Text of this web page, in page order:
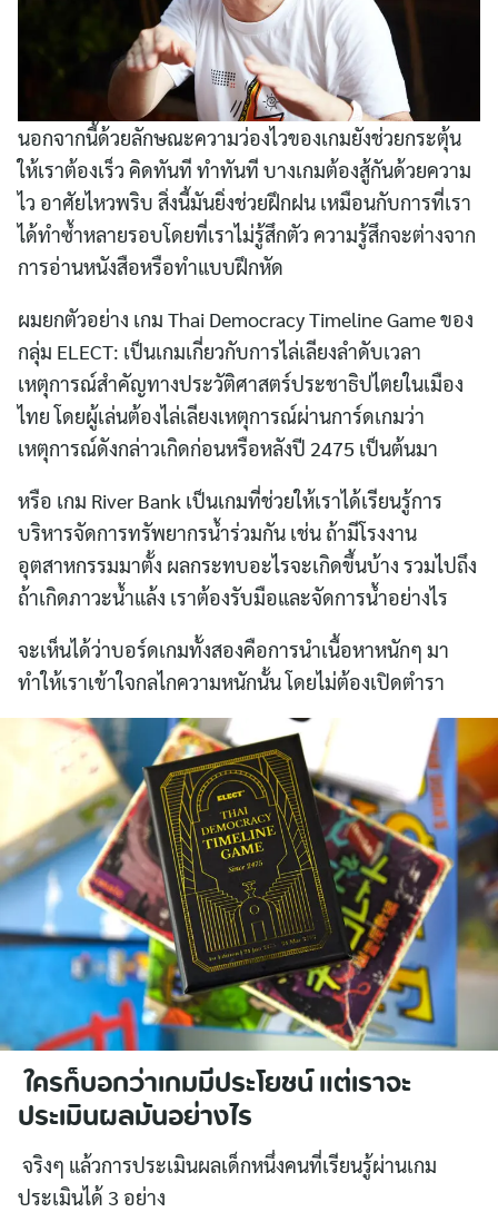
นอกจากนี้ด้วยลักษณะความว่องไวของเกมยังช่วยกระตุ้น
ให้เราต้องเร็ว คิดทันที ทำทันที บางเกมต้องสู้กันด้วยความ
ไว อาศัยไหวพริบ สิ่งนี้มันยิ่งช่วยฝึกฝน เหมือนกับการที่เรา
ได้ทำซ้ำหลายรอบโดยที่เราไม่รู้สึกตัว ความรู้สึกจะต่างจาก
การอ่านหนังสือหรือทำแบบฝึกหัด
ผมยกตัวอย่าง เกม Thai Democracy Timeline Game ของ
กลุ่ม ELECT: เป็นเกมเกี่ยวกับการไล่เลียงลำดับเวลา
เหตุการณ์สำคัญทางประวัติศาสตร์ประชาธิปไตยในเมือง
ไทย โดยผู้เล่นต้องไล่เลียงเหตุการณ์ผ่านการ์ดเกมว่า
เหตุการณ์ดังกล่าวเกิดก่อนหรือหลังปี 2475 เป็นต้นมา
หรือ เกม River Bank เป็นเกมที่ช่วยให้เราได้เรียนรู้การ
บริหารจัดการทรัพยากรน้ำร่วมกัน เช่น ถ้ามีโรงงาน
อุตสาหกรรมมาตั้ง ผลกระทบอะไรจะเกิดขึ้นบ้าง รวมไปถึง
ถ้าเกิดภาวะน้ำแล้ง เราต้องรับมือและจัดการน้ำอย่างไร
จะเห็นได้ว่าบอร์ดเกมทั้งสองคือการนำเนื้อหาหนักๆ มา
ทำให้เราเข้าใจกลไกความหนักนั้น โดยไม่ต้องเปิดตำรา
ใครก็บอกว่าเกมมีประโยชน์ แต่เราจะ
ประเมินผลมันอย่างไร
จริงๆ แล้วการประเมินผลเด็กหนึ่งคนที่เรียนรู้ผ่านเกม
ประเมินได้ 3 อย่าง